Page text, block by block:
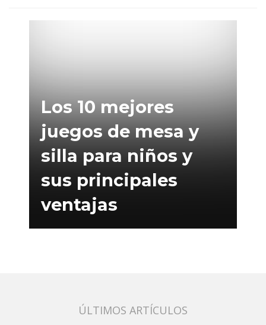
Los 10 mejores
juegos de mesa y
silla para niños y
sus principales
ventajas
ÚLTIMOS ARTÍCULOS